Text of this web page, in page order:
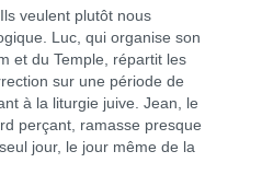
veulent plutôt nous
Luc, qui organise son
et du Temple, répartit les
sur une période de
à la liturgie juive. Jean, le
perçant, ramasse presque
jour, le jour même de la